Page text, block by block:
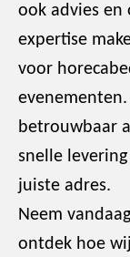
ook advies en
expertise
voor
betrouwbaar
snelle
juiste adres.
Neem
ontdek hoe